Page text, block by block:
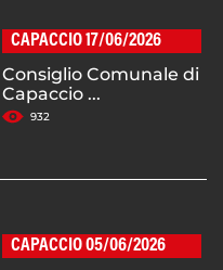
CAPACCIO 17/06/2026
Consiglio Comunale di
Capaccio ...
932
CAPACCIO 05/06/2026